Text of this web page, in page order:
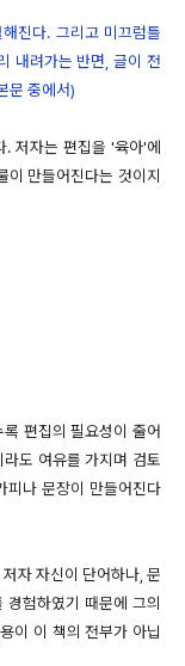
진다. 그리고 미끄럼틀
내려가는 반면, 글이 전
문 중에서)
. 저자는 편집을 '육아'에
이 만들어진다는 것이지
편집의 필요성이 줄어
도 여유를 가지며 검토
피나 문장이 만들어진다
자 자신이 단어하나, 문
험하였기 때문에 그의
이 이 책의 전부가 아닙